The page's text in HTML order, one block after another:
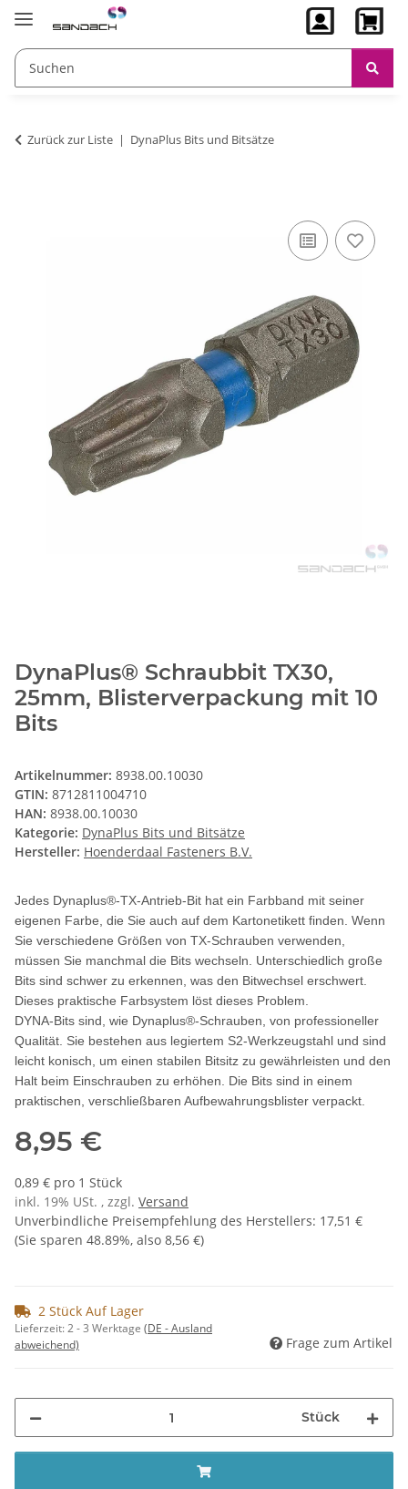
Zurück zur Liste DynaPlus Bits und Bitsätze
DynaPlus® Schraubbit TX30,
25mm, Blisterverpackung mit 10
Bits
Artikelnummer: 8938.00.10030
GTIN: 8712811004710
HAN: 8938.00.10030
Kategorie: DynaPlus Bits und Bitsätze
Hersteller: Hoenderdaal Fasteners B.V.
Jedes Dynaplus®-TX-Antrieb-Bit hat ein Farbband mit seiner
eigenen Farbe, die Sie auch auf dem Kartonetikett finden. Wenn
Sie verschiedene Größen von TX-Schrauben verwenden,
müssen Sie manchmal die Bits wechseln. Unterschiedlich große
Bits sind schwer zu erkennen, was den Bitwechsel erschwert.
Dieses praktische Farbsystem löst dieses Problem.
DYNA-Bits sind, wie Dynaplus®-Schrauben, von professioneller
Qualität. Sie bestehen aus legiertem S2-Werkzeugstahl und sind
leicht konisch, um einen stabilen Bitsitz zu gewährleisten und den
Halt beim Einschrauben zu erhöhen. Die Bits sind in einem
praktischen, verschließbaren Aufbewahrungsblister verpackt.
8,95 €
0,89 € pro 1 Stück
inkl. 19% USt. , zzgl. Versand
Unverbindliche Preisempfehlung des Herstellers: 17,51 €
(Sie sparen 48.89%, also 8,56 €)
2 Stück Auf Lager
Lieferzeit:2 - 3 Werktage (DE - Ausland
abweichend)
Frage zum Artikel
Stück